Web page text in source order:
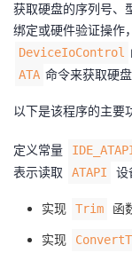
主
页
的
开
发
者
的
我
我
的
开
发
我
的
Programs
的
获取硬盘的序列号、
绑定或硬件验证操作
DeviceIoControl
ATA 命令来获取硬盘
以下是该程序的主要
定义常量
表示读取
ATAPI 设
实现 Trim 函
实现